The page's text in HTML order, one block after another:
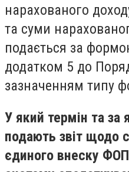
нарахованого
та суми
подається за
додатком 5 до
зазначенням типу
У який термін та
подають звіт щодо
єдиного внеску